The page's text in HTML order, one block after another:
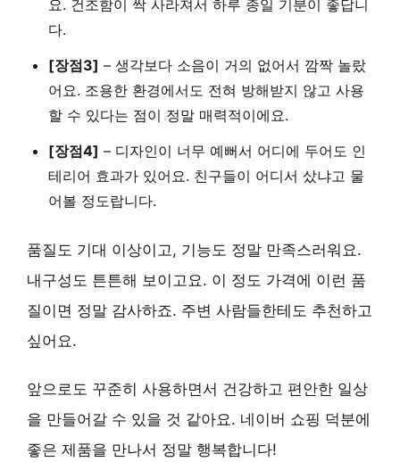
요. 건조함이 싹 사라져서 하루 종일 기분이 좋답니
다.
[장점3] – 생각보다 소음이 거의 없어서 깜짝 놀랐
어요. 조용한 환경에서도 전혀 방해받지 않고 사용
할 수 있다는 점이 정말 매력적이에요.
[장점4] – 디자인이 너무 예뻐서 어디에 두어도 인
테리어 효과가 있어요. 친구들이 어디서 샀냐고 물
어볼 정도랍니다.
품질도 기대 이상이고, 기능도 정말 만족스러워요.
내구성도 튼튼해 보이고요. 이 정도 가격에 이런 품
질이면 정말 감사하죠. 주변 사람들한테도 추천하고
싶어요.
앞으로도 꾸준히 사용하면서 건강하고 편안한 일상
을 만들어갈 수 있을 것 같아요. 네이버 쇼핑 덕분에
좋은 제품을 만나서 정말 행복합니다!